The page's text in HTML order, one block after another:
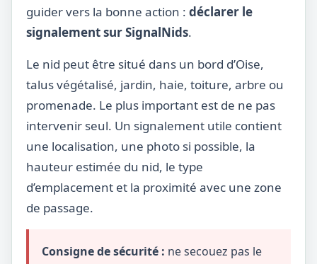
guider vers la bonne action : déclarer le
signalement sur SignalNids.
Le nid peut être situé dans un bord d’Oise,
talus végétalisé, jardin, haie, toiture, arbre ou
promenade. Le plus important est de ne pas
intervenir seul. Un signalement utile contient
une localisation, une photo si possible, la
hauteur estimée du nid, le type
d’emplacement et la proximité avec une zone
de passage.
Consigne de sécurité : ne secouez pas le